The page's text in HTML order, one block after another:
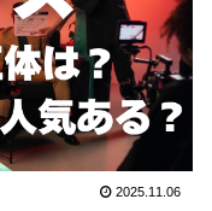
2025.11.06